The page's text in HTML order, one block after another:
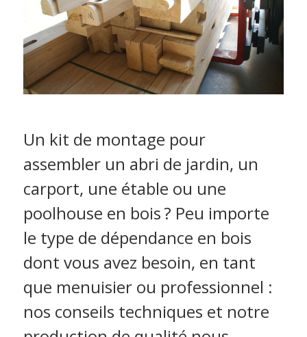
Un kit de montage pour
assembler un abri de jardin, un
carport, une étable ou une
poolhouse en bois ? Peu importe
le type de dépendance en bois
dont vous avez besoin, en tant
que menuisier ou professionnel :
nos conseils techniques et notre